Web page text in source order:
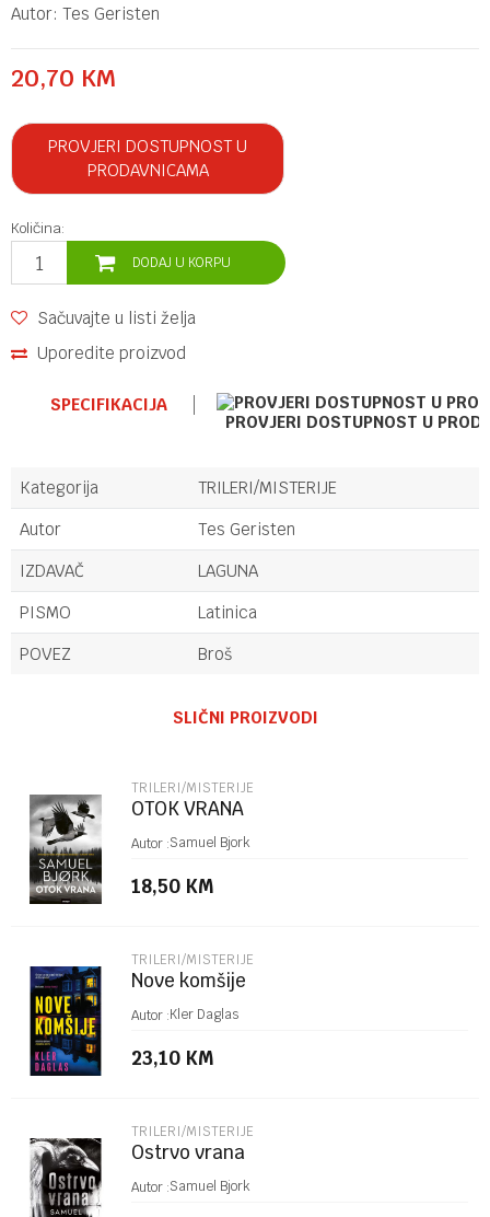
Autor: Tes Geristen
20,70 KM
PROVJERI DOSTUPNOST U
PRODAVNICAMA
Količina:
DODAJ U KORPU
Sačuvajte u listi želja
Uporedite proizvod
SPECIFIKACIJA
PROVJERI DOSTUPNOST U
Kategorija
TRILERI/MISTERIJE
Autor
Tes Geristen
IZDAVAČ
LAGUNA
PISMO
Latinica
POVEZ
Broš
Poruka
POŠALJI
SLIČNI PROIZVODI
TRILERI/MISTERIJE
OTOK VRANA
Autor :Samuel Bjork
18,50 KM
TRILERI/MISTERIJE
Nove komšije
Autor :Kler Daglas
23,10 KM
TRILERI/MISTERIJE
Ostrvo vrana
Autor :Samuel Bjork